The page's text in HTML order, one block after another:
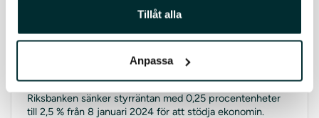
Tillåt alla
Anpassa
Riksbanken sänker styrräntan till 2,5 procent
Riksbanken sänker styrräntan med 0,25 procentenheter
till 2,5 % från 8 januari 2024 för att stödja ekonomin.